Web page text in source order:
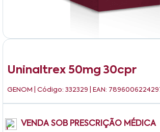
Uninaltrex 50mg 30cpr
GENOM | Código: 332329 | EAN:
VENDA SOB PRESCRIÇÃO MÉDICA